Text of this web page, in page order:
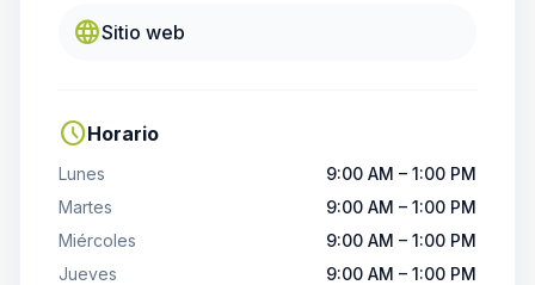
languageSitio web
scheduleHorario
Lunes
9:00 AM – 1:00 PM
Martes
9:00 AM – 1:00 PM
Miércoles
9:00 AM – 1:00 PM
Jueves
9:00 AM – 1:00 PM